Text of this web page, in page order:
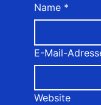
Name *
E-Mail-
Website